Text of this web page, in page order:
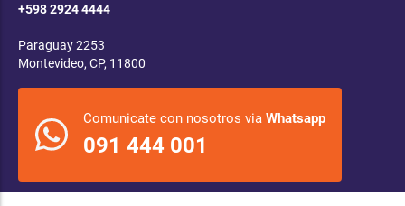
+598 2924 4444
Paraguay 2253
Montevideo, CP, 11800
Comunicate con nosotros via Whatsapp
091 444 001